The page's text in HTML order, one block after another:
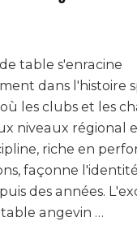
table s'enracine
dans l'histoire
les clubs et les
niveaux régional
riche en
façonne
des années.
angevin …